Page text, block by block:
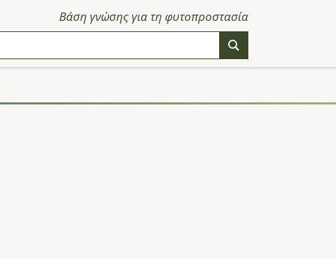
Βάση γνώσης για τη φυτοπροστασία